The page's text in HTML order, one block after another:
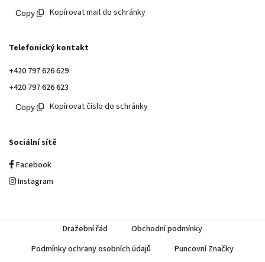
Kopírovat mail do schránky
Telefonický kontakt
+420 797 626 629
+420 797 626 623
Kopírovat číslo do schránky
Sociální sítě
Facebook
Instagram
Dražební řád
Obchodní podmínky
Podmínky ochrany osobních údajů
Puncovní Značky